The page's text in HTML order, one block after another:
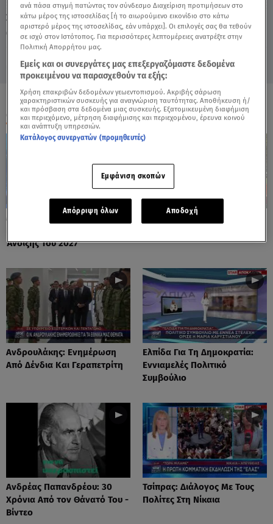
Σάββατο 8 Αυγούστου 2026
07.07.23, 22:00 ΠΟΛΙΤΙΚΗ
ΟΛΑ ΤΑ ΒΙΝΤΕΟ
Μητσοτάκης: Σχεδιάζει
Άνοιξης Του 2027
Μαρκόπουλος Κατά Άδωνι
Ανδρουλάκης: Ενημέρωση
Από Δένδια Και Γεραπετρίτη
Ελπίδα Για Τη Δημοκρατία:
Εννιαμελές Πολιτικό
Συμβούλιο
Ανδρέας Παπανδρέου: 30
Χρόνια Από τον Θάνατό Του -
Βίντεο
Τσίπρας: Διάλογος Με Τους
Πολίτες Στη Νίκαια
ανά πάσα στιγμή πατώντας τον σύνδεσμο Διαχείριση προτιμήσεων στο
κάτω μέρος της ιστοσελίδας [ή το αιωρούμενο εικονίδιο στο κάτω
αριστερό μέρος της ιστοσελίδας, εάν υπάρχει]. Οι επιλογές σας θα τεθούν
σε ισχύ στον Ιστότοπος. Για περισσότερες λεπτομέρειες ανατρέξτε στην
Πολιτική Απορρήτου μας.
Εμείς και οι συνεργάτες μας επεξεργαζόμαστε δεδομένα
προκειμένου να παρασχεθούν τα εξής:
Χρήση επακριβών δεδομένων γεωεντοπισμού. Ακριβής σάρωση
χαρακτηριστικών συσκευής για αναγνώριση ταυτότητας. Αποθήκευση ή/
και πρόσβαση στα δεδομένα μιας συσκευής. Εξατομικευμένη διαφήμιση
και περιεχόμενο, μέτρηση διαφήμισης και περιεχομένου, έρευνα κοινού
και ανάπτυξη υπηρεσιών.
Κατάλογος συνεργατών (προμηθευτές)
Εμφάνιση σκοπών
Απόρριψη όλων Αποδοχή